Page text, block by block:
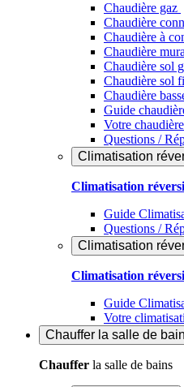
Chaudière gaz
Chaudière
Chaudière à
Chaudière
Chaudière sol
Chaudière sol
Chaudière
Guide
Votre
Questions /
Climatisation
Climatisation
Guide
Questions /
Climatisation
Climatisation
Guide
Votre
Chauffer la salle de
Chauffer la salle de bains